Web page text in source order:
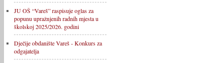
JU OŠ “Vareš” raspisuje oglas za
popunu upražnjenih radnih mjesta u
školskoj 2025/2026. godini
Dječije obdanište Vareš - Konkurs za
odgajatelja